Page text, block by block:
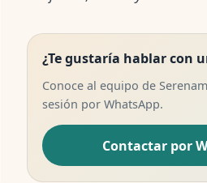
¿Te gustaría hablar con
Conoce al equipo de
sesión por WhatsApp.
Contactar por